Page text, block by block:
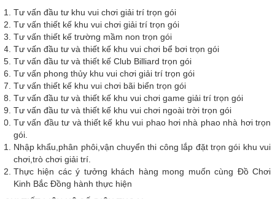
Tư vấn đầu tư khu vui chơi giải trí trọn gói
Tư vấn thiết kế khu vui chơi giải trí trọn gói
Tư vấn thiết kế trường mầm non trọn gói
Tư vấn đầu tư và thiết kế khu vui chơi bể bơi trọn gói
Tư vấn đầu tư và thiết kế Club Billiard trọn gói
Tư vấn phong thủy khu vui chơi giải trí trọn gói
Tư vấn thiết kế khu vui chơi bãi biển trọn gói
Tư vấn đầu tư và thiết kế khu vui chơi game giải trí trọn gói
Tư vấn đầu tư và thiết kế khu vui chơi ngoài trời trọn gói
Tư vấn đầu tư và thiết kế khu vui phao hơi nhà phao nhà hơi trọn
gói.
Nhập khẩu,phân phôi,vận chuyển thi công lắp đặt trọn gói khu vui
chơi,trò chơi giải trí.
Thực hiện các ý tưởng khách hàng mong muốn cùng Đồ Chơi
Kinh Bắc Đồng hành thực hiện